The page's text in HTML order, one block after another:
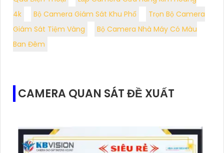
4k
Bộ Camera Giám Sát Khu Phố
Trọn Bộ Camera
Giám Sát Tiệm Vàng
Bộ Camera Nhà Máy Có Màu
Ban Đêm
CAMERA QUAN SÁT ĐỀ XUẤT